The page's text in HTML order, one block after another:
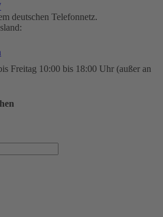
deutschen Telefonnetz.
Freitag 10:00 bis 18:00 Uhr (außer an